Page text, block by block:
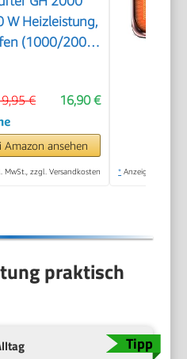
W Heizleistung,
(1000/2000
75
&
16,90 €
€
Amazon ansehen
MwSt., zzgl. Versandkosten * Anzeige
praktisch